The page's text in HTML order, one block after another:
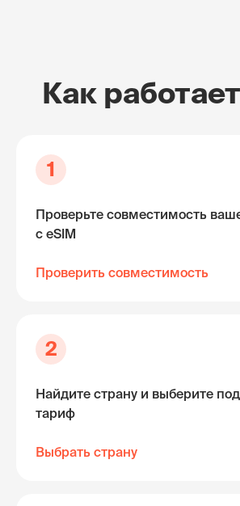
Как
1
Проверьте совместимость
с eSIM
Проверить совместимость
2
Найдите страну и выберите
тариф
Выбрать страну